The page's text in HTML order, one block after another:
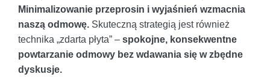
Minimalizowanie przeprosin i wyjaśnień wzmacnia
naszą odmowę. Skuteczną strategią jest również
technika „zdarta płyta” – spokojne, konsekwentne
powtarzanie odmowy bez wdawania się w zbędne
dyskusje.